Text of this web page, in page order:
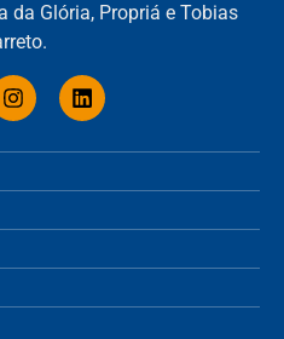
da Glória, Propriá e Tobias